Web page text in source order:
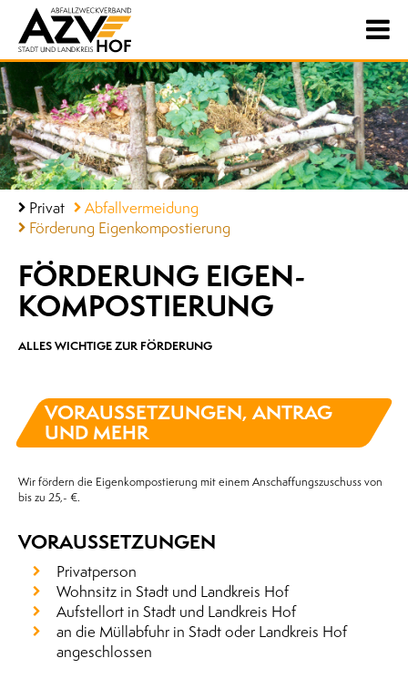
Privat
Abfallvermeidung
Förderung Eigenkompostierung
FÖRDERUNG EIGEN­
KOMPOSTIERUNG
ALLES WICHTIGE ZUR FÖRDERUNG
VORAUSSETZUNGEN, ANTRAG
UND MEHR
Wir fördern die Eigenkompostierung mit einem Anschaffungszuschuss von
bis zu 25,- €.
VORAUSSETZUNGEN
Privatperson
Wohnsitz in Stadt und Landkreis Hof
Aufstellort in Stadt und Landkreis Hof
an die Müllabfuhr in Stadt oder Landkreis Hof
angeschlossen